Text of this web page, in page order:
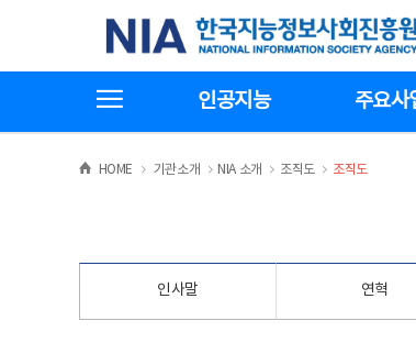
기
한국지능정보사회진흥원
인공지능 주요사
HOME >
기관소개 >NIA 소개 >
조직도 >
조직도
인사말 연혁